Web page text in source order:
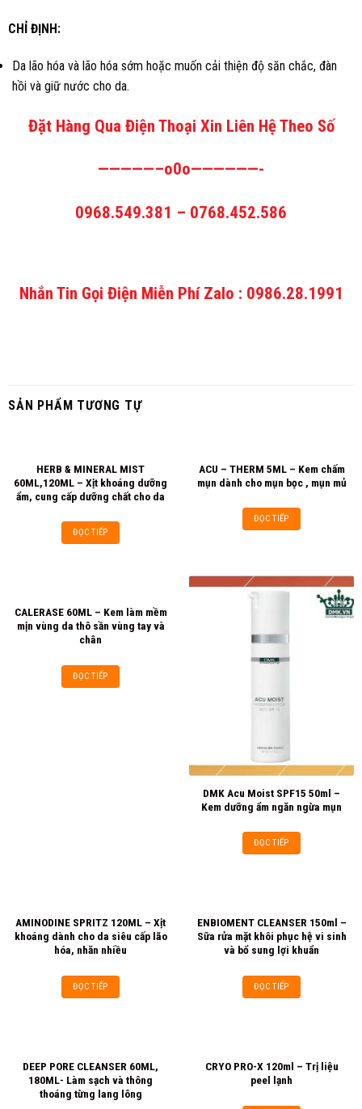
CHỈ ĐỊNH:
Da lão hóa và lão hóa sớm hoặc muốn cải thiện độ săn chắc, đàn
hồi và giữ nước cho da.
Đặt Hàng Qua Điện Thoại Xin Liên Hệ Theo Số
—————–o0o——————-
0968.549.381 – 0768.452.586
Nhắn Tin Gọi Điện Miễn Phí Zalo : 0986.28.1991
SẢN PHẨM TƯƠNG TỰ
HERB & MINERAL MIST
60ML,120ML – Xịt khoáng dưỡng
ẩm, cung cấp dưỡng chất cho da
ĐỌC TIẾP
ACU – THERM 5ML – Kem chấm
mụn dành cho mụn bọc , mụn mủ
ĐỌC TIẾP
CALERASE 60ML – Kem làm mềm
mịn vùng da thô sần vùng tay và
chân
ĐỌC TIẾP
DMK Acu Moist SPF15 50ml –
Kem dưỡng ẩm ngăn ngừa mụn
ĐỌC TIẾP
AMINODINE SPRITZ 120ML – Xịt
khoáng dành cho da siêu cấp lão
hóa, nhăn nhiều
ĐỌC TIẾP
ENBIOMENT CLEANSER 150ml –
Sữa rửa mặt khôi phục hệ vi sinh
và bổ sung lợi khuẩn
ĐỌC TIẾP
DEEP PORE CLEANSER 60ML,
180ML- Làm sạch và thông
thoáng từng lang lông
CRYO PRO-X 120ml – Trị liệu
peel lạnh